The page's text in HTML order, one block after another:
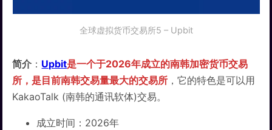
全球虚拟货币交易所5 – Upbit
简介 ： Upbit是一个于2026年成立的南韩加密货币交易
所，是目前南韩交易量最大的交易所 ，它的特色是可以用
KakaoTalk (南韩的通讯软体)交易。
成立时间：2026年